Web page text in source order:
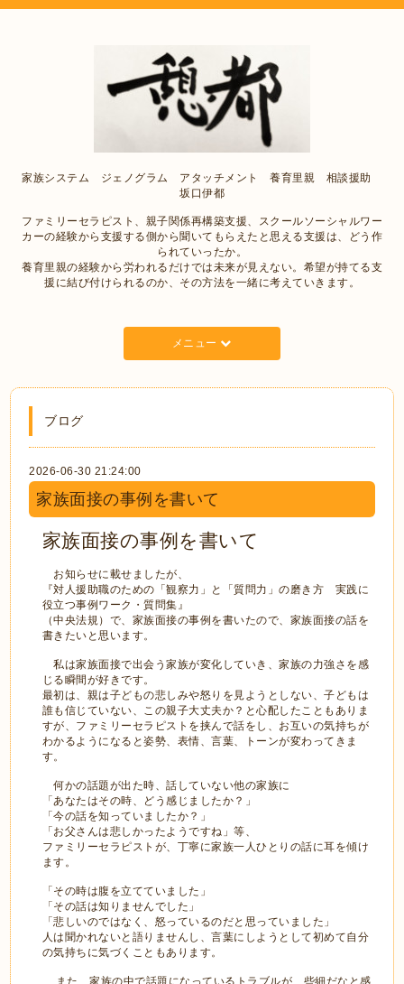
家族システム ジェノグラム アタッチメント 養育里親 相談援助
坂口伊都
ファミリーセラピスト、親子関係再構築支援、スクールソーシャルワー
カーの経験から支援する側から聞いてもらえたと思える支援は、どう作
られていったか。
養育里親の経験から労われるだけでは未来が見えない。希望が持てる支
援に結び付けられるのか、その方法を一緒に考えていきます。
メニュー
ブログ
2026-06-30 21:24:00
家族面接の事例を書いて
家族面接の事例を書いて
お知らせに載せましたが、
『対人援助職のための「観察力」と「質問力」の磨き方 実践に
役立つ事例ワーク・質問集』
（中央法規）で、家族面接の事例を書いたので、家族面接の話を
書きたいと思います。
私は家族面接で出会う家族が変化していき、家族の力強さを感
じる瞬間が好きです。
最初は、親は子どもの悲しみや怒りを見ようとしない、子どもは
誰も信じていない、この親子大丈夫か？と心配したこともありま
すが、ファミリーセラピストを挟んで話をし、お互いの気持ちが
わかるようになると姿勢、表情、言葉、トーンが変わってきま
す。
何かの話題が出た時、話していない他の家族に
「あなたはその時、どう感じましたか？」
「今の話を知っていましたか？」
「お父さんは悲しかったようですね」等、
ファミリーセラピストが、丁寧に家族一人ひとりの話に耳を傾け
ます。
「その時は腹を立てていました」
「その話は知りませんでした」
「悲しいのではなく、怒っているのだと思っていました」
人は聞かれないと語りませんし、言葉にしようとして初めて自分
の気持ちに気づくこともあります。